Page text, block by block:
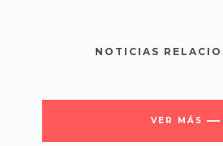
NOTICIAS
VER MÁS